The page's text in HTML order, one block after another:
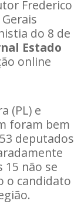
Frederico
do 8 de
Estado
online
(PL) e
foram bem
deputados
não se
o candidato